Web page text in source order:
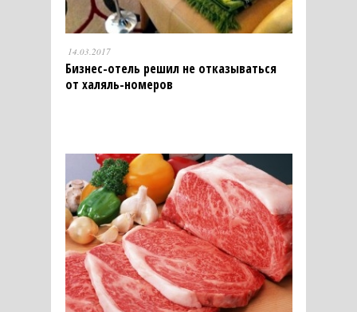
14.03.2017
Бизнес-отель решил не отказываться
от халяль-номеров